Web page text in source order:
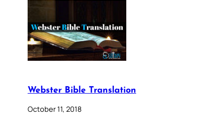
Webster Bible Translation
October 11, 2018